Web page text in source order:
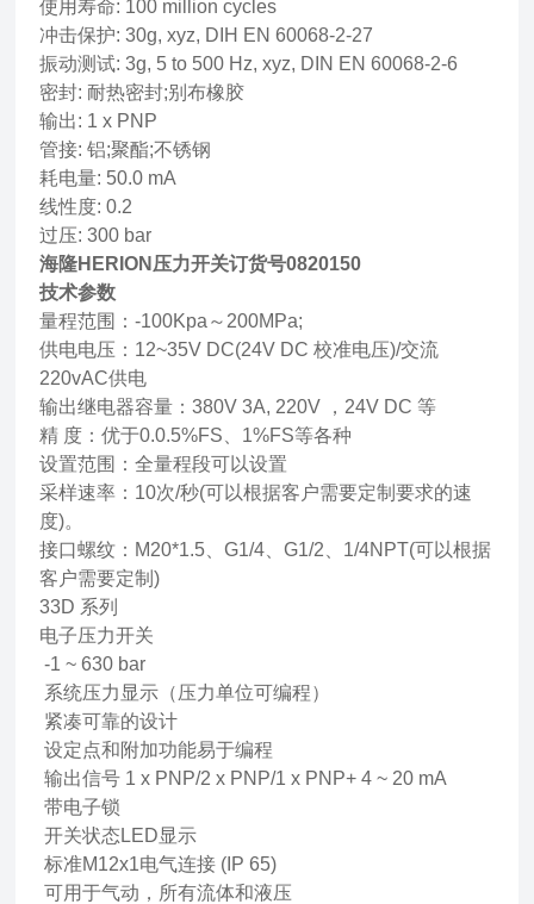
使用寿命: 100 million cycles
冲击保护: 30g, xyz, DIH EN 60068-2-27
振动测试: 3g, 5 to 500 Hz, xyz, DIN EN 60068-2-6
密封: 耐热密封;别布橡胶
输出: 1 x PNP
管接: 铝;聚酯;不锈钢
耗电量: 50.0 mA
线性度: 0.2
过压: 300 bar
海隆HERION压力开关订货号0820150
技术参数
量程范围：-100Kpa～200MPa;
供电电压：12~35V DC(24V DC 校准电压)/交流
220vAC供电
输出继电器容量：380V 3A, 220V ，24V DC 等
精 度：优于0.0.5%FS、1%FS等各种
设置范围：全量程段可以设置
采样速率：10次/秒(可以根据客户需要定制要求的速
度)。
接口螺纹：M20*1.5、G1/4、G1/2、1/4NPT(可以根据
客户需要定制)
33D 系列
电子压力开关
-1 ~ 630 bar
系统压力显示（压力单位可编程）
紧凑可靠的设计
设定点和附加功能易于编程
输出信号 1 x PNP/2 x PNP/1 x PNP+ 4 ~ 20 mA
带电子锁
开关状态LED显示
标准M12x1电气连接 (IP 65)
可用于气动，所有流体和液压